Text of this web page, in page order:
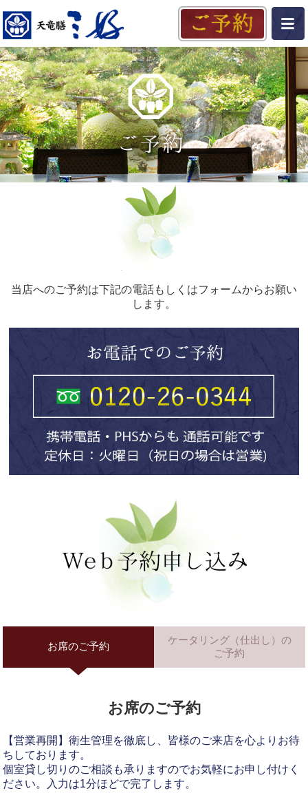
当店へのご予約は下記の電話もしくはフォームからお願い
します。
お席のご予約
ケータリング（仕出し）の
ご予約
お席のご予約
【営業再開】衛生管理を徹底し、皆様のご来店を心よりお待
ちしております。
個室貸し切りのご相談も承りますのでお気軽にお申し付けく
ださい。入力は1分ほどで完了します。